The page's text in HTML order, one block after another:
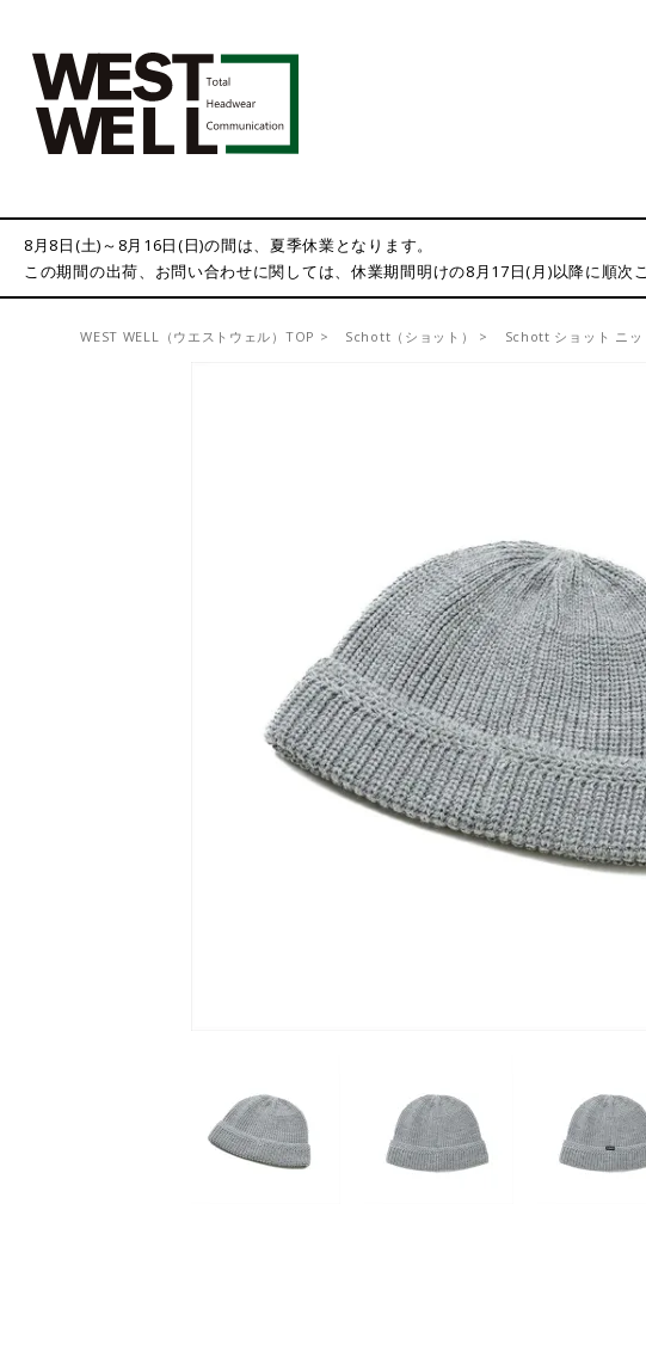
8月8日(土)～8月16日(日)の間は、夏季休業となります。
この期間の出荷、お問い合わせに関しては、休業期間明けの8月17日(月)以降に順次
WEST WELL（ウエストウェル）TOP Schott（ショット） Schott ショット ニッ